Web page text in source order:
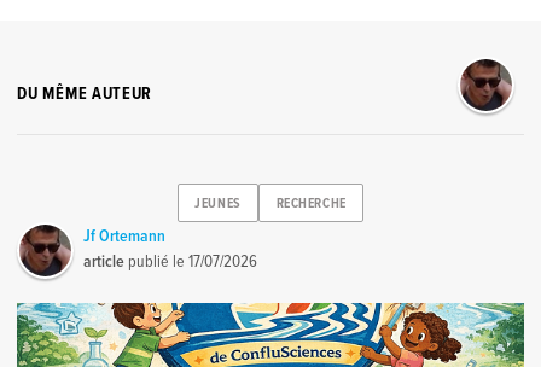
DU MÊME AUTEUR
JEUNES RECHERCHE
Jf Ortemann
article publié le17/07/2026